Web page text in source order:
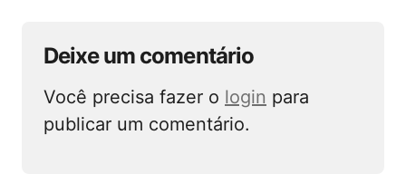
Deixe um comentário
Você precisa fazer o login para
publicar um comentário.